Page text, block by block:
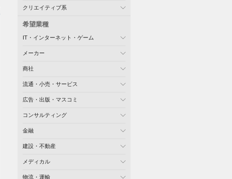
クリエイティブ系
希望業種
IT・インターネット・ゲーム
メーカー
商社
流通・小売・サービス
広告・出版・マスコミ
コンサルティング
金融
建設・不動産
メディカル
物流・運輸